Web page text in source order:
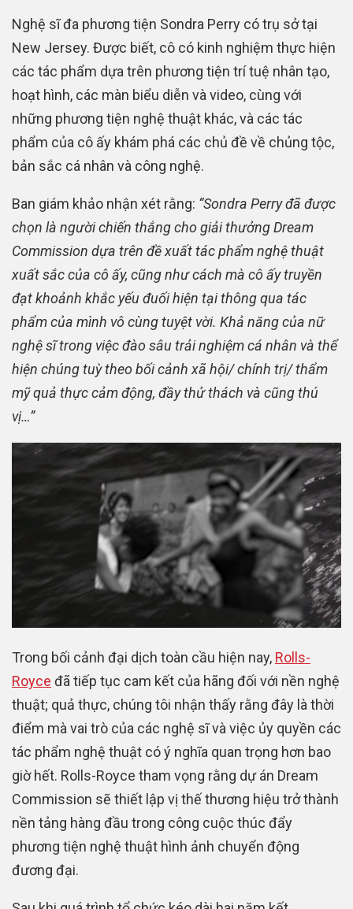
Nghệ sĩ đa phương tiện Sondra Perry có trụ sở tại
New Jersey. Được biết, cô có kinh nghiệm thực hiện
các tác phẩm dựa trên phương tiện trí tuệ nhân tạo,
hoạt hình, các màn biểu diễn và video, cùng với
những phương tiện nghệ thuật khác, và các tác
phẩm của cô ấy khám phá các chủ đề về chủng tộc,
bản sắc cá nhân và công nghệ.
Ban giám khảo nhận xét rằng: “Sondra Perry đã được
chọn là người chiến thắng cho giải thưởng Dream
Commission dựa trên đề xuất tác phẩm nghệ thuật
xuất sắc của cô ấy, cũng như cách mà cô ấy truyền
đạt khoảnh khắc yếu đuối hiện tại thông qua tác
phẩm của mình vô cùng tuyệt vời. Khả năng của nữ
nghệ sĩ trong việc đào sâu trải nghiệm cá nhân và thể
hiện chúng tuỳ theo bối cảnh xã hội/ chính trị/ thẩm
mỹ quả thực cảm động, đầy thử thách và cũng thú
vị…”
Trong bối cảnh đại dịch toàn cầu hiện nay, Rolls-
Royce đã tiếp tục cam kết của hãng đối với nền nghệ
thuật; quả thực, chúng tôi nhận thấy rằng đây là thời
điểm mà vai trò của các nghệ sĩ và việc ủy quyền các
tác phẩm nghệ thuật có ý nghĩa quan trọng hơn bao
giờ hết. Rolls-Royce tham vọng rằng dự án Dream
Commission sẽ thiết lập vị thế thương hiệu trở thành
nền tảng hàng đầu trong công cuộc thúc đẩy
phương tiện nghệ thuật hình ảnh chuyển động
đương đại.